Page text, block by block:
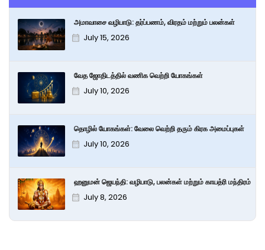
அமாவாசை வழிபாடு: தர்ப்பணம், விரதம் மற்றும் பலன்கள்
July 15, 2026
வேத ஜோதிடத்தில் வணிக வெற்றி யோகங்கள்
July 10, 2026
தொழில் யோகங்கள்: வேலை வெற்றி தரும் கிரக அமைப்புகள்
July 10, 2026
ஹனுமன் ஜெயந்தி: வழிபாடு, பலன்கள் மற்றும் காயத்ரி மந்திரம்
July 8, 2026